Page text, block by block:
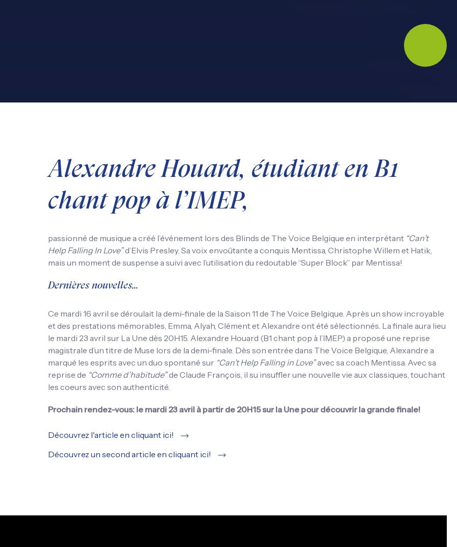
Alexandre Houard, étudiant en B1
chant pop à l’IMEP,
passionné de musique a créé l’événement lors des Blinds de The Voice Belgique en interprétant “Can’t
Help Falling In Love”d’Elvis Presley. Sa voix envoûtante a conquis Mentissa, Christophe Willem et Hatik,
mais un moment de suspense a suivi avec l’utilisation du redoutable “Super Block” par Mentissa!
Dernières nouvelles…
Ce mardi 16 avril se déroulait la demi-finale de la Saison 11 de The Voice Belgique. Après un show incroyable
et des prestations mémorables, Emma, Alyah, Clément et Alexandre ont été sélectionnés. La finale aura lieu
le mardi 23 avril sur La Une dès 20H15. Alexandre Houard (B1 chant pop à l’IMEP) a proposé une reprise
magistrale d’un titre de Muse lors de la demi-finale. Dès son entrée dans The Voice Belgique, Alexandre a
marqué les esprits avec un duo spontané sur “Can’t Help Falling in Love”avec sa coach Mentissa. Avec sa
reprise de “Comme d’habitude”de Claude François, il su insuffler une nouvelle vie aux classiques, touchant
les coeurs avec son authenticité.
Prochain rendez-vous: le mardi 23 avril à partir de 20H15 sur la Une pour découvrir la grande finale!
Découvrez l'article en cliquant ici!
Découvrez un second article en cliquant ici!